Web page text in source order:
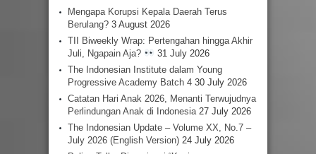
Mengapa Korupsi Kepala Daerah Terus
Berulang? 3 August 2026
TII Biweekly Wrap: Pertengahan hingga Akhir
Juli, Ngapain Aja?
31 July 2026
The Indonesian Institute dalam Young
Progressive Academy Batch 4 30 July 2026
Catatan Hari Anak 2026, Menanti Terwujudnya
Perlindungan Anak di Indonesia 27 July 2026
The Indonesian Update – Volume XX, No.7 –
July 2026 (English Version) 24 July 2026